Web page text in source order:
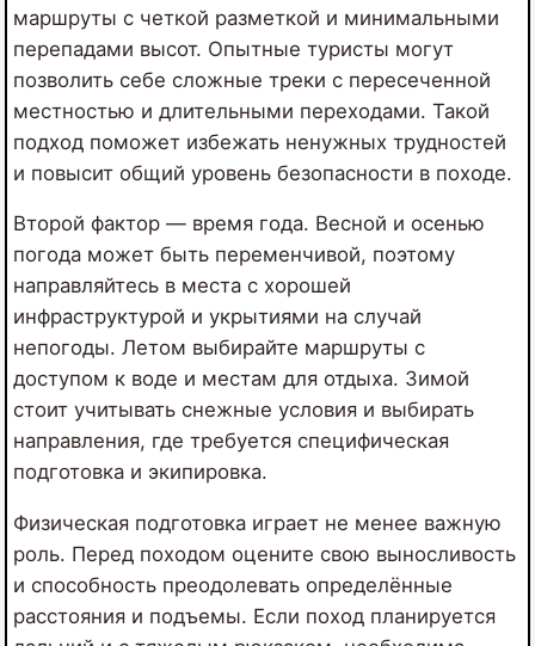
маршруты с четкой разметкой и минимальными
перепадами высот. Опытные туристы могут
позволить себе сложные треки с пересеченной
местностью и длительными переходами. Такой
подход поможет избежать ненужных трудностей
и повысит общий уровень безопасности в походе.
Второй фактор — время года. Весной и осенью
погода может быть переменчивой, поэтому
направляйтесь в места с хорошей
инфраструктурой и укрытиями на случай
непогоды. Летом выбирайте маршруты с
доступом к воде и местам для отдыха. Зимой
стоит учитывать снежные условия и выбирать
направления, где требуется специфическая
подготовка и экипировка.
Физическая подготовка играет не менее важную
роль. Перед походом оцените свою выносливость
и способность преодолевать определённые
расстояния и подъемы. Если поход планируется